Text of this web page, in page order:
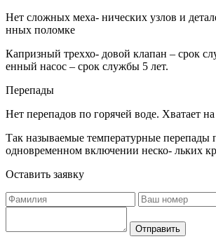
Нет сложных меха- нических узлов и
нных поломке
Капризный треххо- довой клапан – срок
енный насос – срок службы 5 лет.
Перепады
Нет перепадов по горячей воде. Хватает
Так называемые температурные перепады
одновременном включении неско- льких
Оставить заявку
Отправить